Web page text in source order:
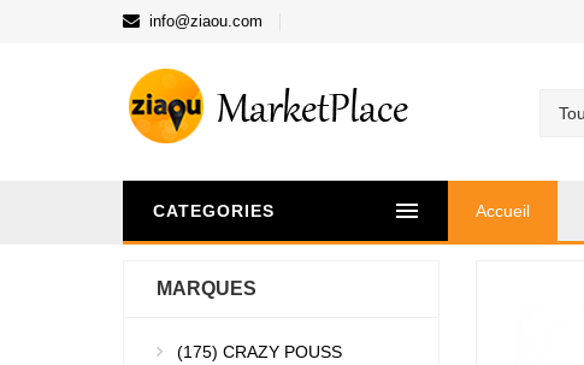
info@ziaou.com
CATEGORIES Accueil
MARQUES
(175) CRAZY POUSS